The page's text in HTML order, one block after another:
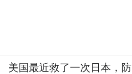
美国最近救了一次日本，防